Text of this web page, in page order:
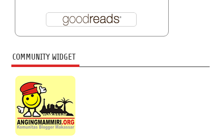
COMMUNITY WIDGET